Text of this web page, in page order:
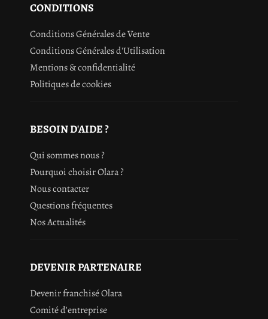
CONDITIONS
Conditions Générales de Vente
Conditions Générales d'Utilisation
Mentions & confidentialité
Politiques de cookies
BESOIN D'AIDE ?
Qui sommes nous ?
Pourquoi choisir Olara ?
Nous contacter
Questions fréquentes
Nos Actualités
DEVENIR PARTENAIRE
Devenir franchisé Olara
Comité d'entreprise